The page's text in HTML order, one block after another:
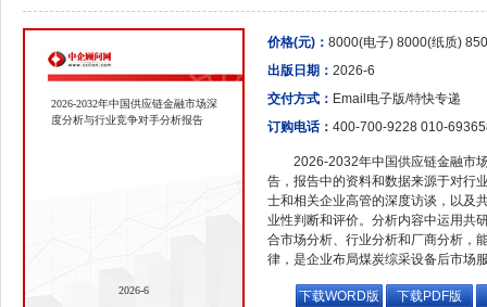
2026-2032年中国供应链金融市场深
度分析与行业竞争对手分析报告
2026-6
价格(元)： 8000(电子) 8000(纸质)
出版日期： 2026-6
交付方式： Email电子版/特快专递
订购电话： 400-700-9228 010-
2026-2032年中国供应链金融市
告，报告中的资料和数据来源于对行
士和相关企业高管的深度访谈，以及
业性判断和评价。分析内容中运用共
合市场分析、行业分析和厂商分析，
律，是企业布局煤炭综采设备后市场
下载WORD版 下载PDF版